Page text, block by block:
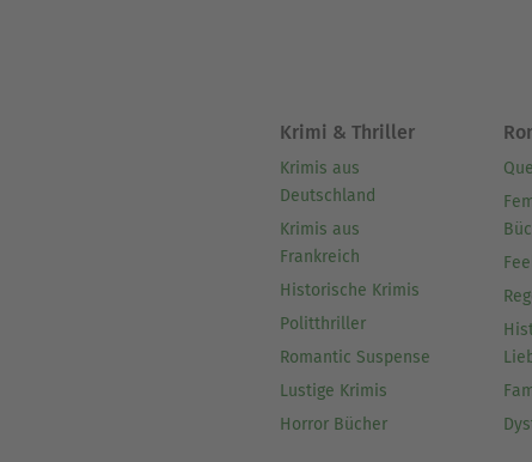
Krimi & Thriller
Krimis aus
Deutschland
Krimis aus
Frankreich
Historische Krimis
Politthriller
Romantic Suspense
Lustige Krimis
Horror Bücher